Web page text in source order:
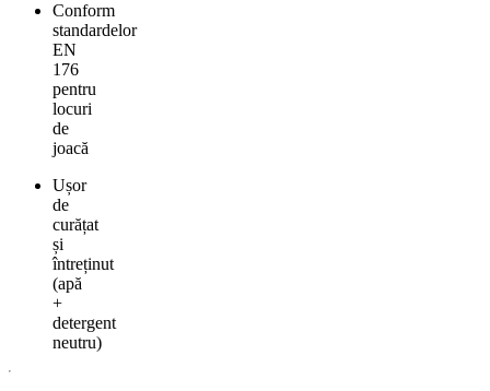
Conform
standardelor
EN
176
pentru
locuri
de
joacă
Ușor
de
curățat
și
întreținut
(apă
+
detergent
neutru)